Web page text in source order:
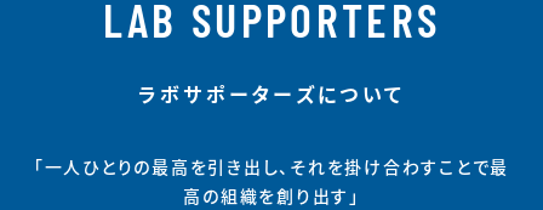
LAB SUPPORTERS
ラボサポーターズについて
「一人ひとりの最高を引き出し、それを掛け合わすことで最
高の組織を創り出す」